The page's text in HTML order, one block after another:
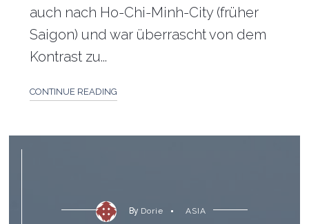
auch nach Ho-Chi-Minh-City (früher
Saigon) und war überrascht von dem
Kontrast zu...
CONTINUE READING
By Dorie ASIA